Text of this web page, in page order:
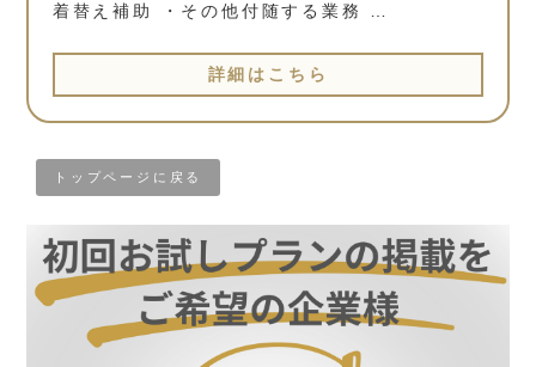
着替え補助 ・その他付随する業務 …
詳細はこちら
トップページに戻る